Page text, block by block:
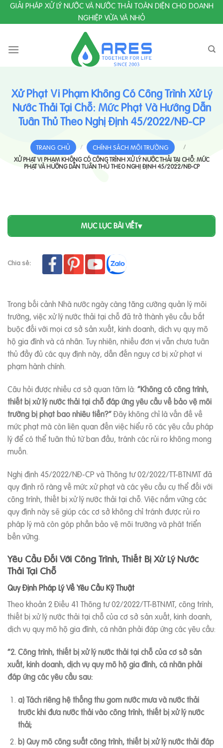
SkipGIẢI PHÁP XỬ LÝ NƯỚC VÀ NƯỚC THẢI TOÀN DIỆN CHO DOANH
NGHIỆP VỪA VÀ NHỎ
Xử Phạt Vi Phạm Không Có Công Trình Xử Lý
Nước Thải Tại Chỗ: Mức Phạt Và Hướng Dẫn
Tuân Thủ Theo Nghị Định 45/2022/NĐ-CP
TRANG CHỦ / CHÍNH SÁCH MÔI TRƯỜNG
/
XỬ PHẠT VI PHẠM KHÔNG CÓ CÔNG TRÌNH XỬ LÝ NƯỚC THẢI TẠI CHỖ: MỨC
PHẠT VÀ HƯỚNG DẪN TUÂN THỦ THEO NGHỊ ĐỊNH 45/2022/NĐ-CP
MỤC LỤC BÀI VIẾT▾
Chia sẻ:
Trong bối cảnh Nhà nước ngày càng tăng cường quản lý môi
trường, việc xử lý nước thải tại chỗ đã trở thành yêu cầu bắt
buộc đối với mọi cơ sở sản xuất, kinh doanh, dịch vụ quy mô
hộ gia đình và cá nhân. Tuy nhiên, nhiều đơn vị vẫn chưa tuân
thủ đầy đủ các quy định này, dẫn đến nguy cơ bị xử phạt vi
phạm hành chính.
Câu hỏi được nhiều cơ sở quan tâm là: “Không có công trình,
thiết bị xử lý nước thải tại chỗ đáp ứng yêu cầu về bảo vệ môi
trường bị phạt bao nhiêu tiền?”Đây không chỉ là vấn đề về
mức phạt mà còn liên quan đến việc hiểu rõ các yêu cầu pháp
lý để có thể tuân thủ từ ban đầu, tránh các rủi ro không mong
muốn.
Nghị định 45/2022/NĐ-CP và Thông tư 02/2022/TT-BTNMT đã
quy định rõ ràng về mức xử phạt và các yêu cầu cụ thể đối với
công trình, thiết bị xử lý nước thải tại chỗ. Việc nắm vững các
quy định này sẽ giúp các cơ sở không chỉ tránh được rủi ro
pháp lý mà còn góp phần bảo vệ môi trường và phát triển
bền vững.
Yêu Cầu Đối Với Công Trình, Thiết Bị Xử Lý Nước
Thải Tại Chỗ
Quy Định Pháp Lý Về Yêu Cầu Kỹ Thuật
Theo khoản 2 Điều 41 Thông tư 02/2022/TT-BTNMT, công trình,
thiết bị xử lý nước thải tại chỗ của cơ sở sản xuất, kinh doanh,
dịch vụ quy mô hộ gia đình, cá nhân phải đáp ứng các yêu cầu:
“2. Công trình, thiết bị xử lý nước thải tại chỗ của cơ sở sản
xuất, kinh doanh, dịch vụ quy mô hộ gia đình, cá nhân phải
đáp ứng các yêu cầu sau:
a) Tách riêng hệ thống thu gom nước mưa và nước thải
trước khi đưa nước thải vào công trình, thiết bị xử lý nước
thải;
b) Quy mô công suất công trình, thiết bị xử lý nước thải đáp